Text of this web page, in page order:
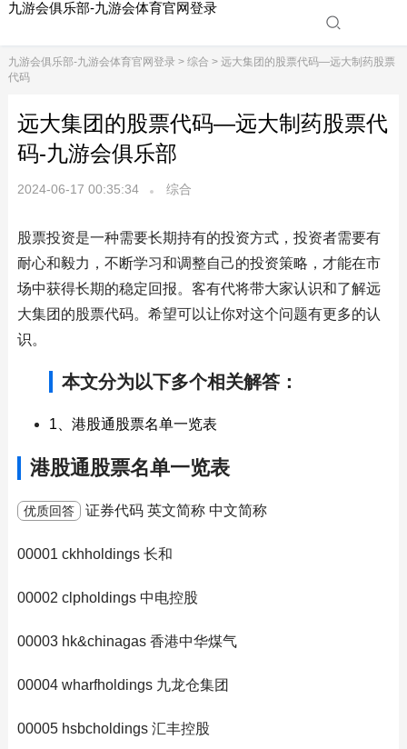
九游会俱乐部-九游会体育官网登录
九游会俱乐部-九游会体育官网登录> 综合 > 远大集团的股票代码—远大制药股票
代码
远大集团的股票代码—远大制药股票代
码-九游会俱乐部
2024-06-17 00:35:34 综合
股票投资是一种需要长期持有的投资方式，投资者需要有
耐心和毅力，不断学习和调整自己的投资策略，才能在市
场中获得长期的稳定回报。客有代将带大家认识和了解远
大集团的股票代码。希望可以让你对这个问题有更多的认
识。
本文分为以下多个相关解答：
1、港股通股票名单一览表
港股通股票名单一览表
优质回答 证券代码 英文简称 中文简称
00001 ckhholdings 长和
00002 clpholdings 中电控股
00003 hk&chinagas 香港中华煤气
00004 wharfholdings 九龙仓集团
00005 hsbcholdings 汇丰控股